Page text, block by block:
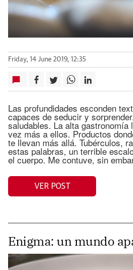
Friday, 14 June 2019, 12:35
Las profundidades esconden
capaces de seducir y
saludables. La alta
vez más a ellos. Productos
te llevan más allá. Tubérculos,
estas palabras, un terrible
el cuerpo. Me contuve, sin
VER POST
Enigma: un mundo